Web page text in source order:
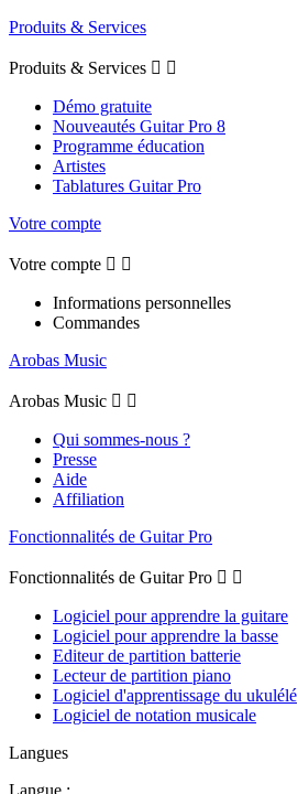
Produits & Services
Produits & Services  
Démo gratuite
Nouveautés Guitar Pro 8
Programme éducation
Artistes
Tablatures Guitar Pro
Votre compte
Votre compte  
Informations personnelles
Commandes
Arobas Music
Arobas Music  
Qui sommes-nous ?
Presse
Aide
Affiliation
Fonctionnalités de Guitar Pro
Fonctionnalités de Guitar Pro  
Logiciel pour apprendre la guitare
Logiciel pour apprendre la basse
Editeur de partition batterie
Lecteur de partition piano
Logiciel d'apprentissage du ukulélé
Logiciel de notation musicale
Langues
Langue :